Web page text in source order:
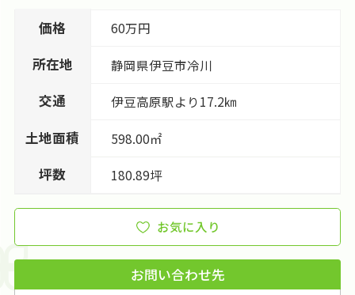
価格 60万円
所在地 静岡県伊豆市冷川
交通 伊豆高原駅より17.2㎞
土地面積 598.00㎡
坪数 180.89坪
お気に入り
お問い合わせ先